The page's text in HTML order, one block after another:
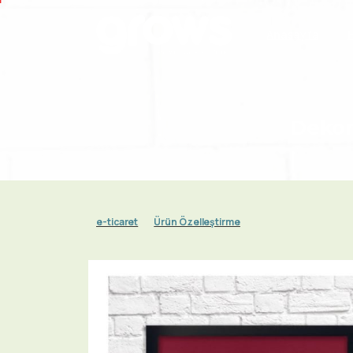
e-ticaret Ürün Özelleştirme